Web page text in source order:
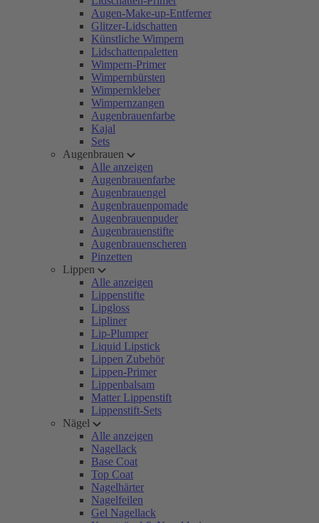
Augen-Make-up-Entferner
Glitzer-Lidschatten
Künstliche Wimpern
Lidschattenpaletten
Wimpern-Primer
Wimpernbürsten
Wimpernkleber
Wimpernzangen
Augenbrauenfarbe
Kajal
Sets
Augenbrauen
Alle anzeigen
Augenbrauenfarbe
Augenbrauengel
Augenbrauenpomade
Augenbrauenpuder
Augenbrauenstifte
Augenbrauenscheren
Pinzetten
Lippen
Alle anzeigen
Lippenstifte
Lipgloss
Lipliner
Lip-Plumper
Liquid Lipstick
Lippen Zubehör
Lippen-Primer
Lippenbalsam
Matter Lippenstift
Lippenstift-Sets
Nägel
Alle anzeigen
Nagellack
Base Coat
Top Coat
Nagelhärter
Nagelfeilen
Gel Nagellack